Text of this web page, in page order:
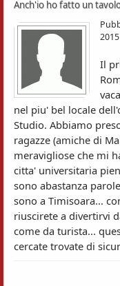
Anch'io ho fatto un
Il
nel piu' bel locale
Studio. Abbiamo
ragazze (amiche di
meravigliose che mi
citta' universitaria
sono abastanza
sono a Timisoara...
riuscirete a divertirvi
come da turista...
cercate trovate di